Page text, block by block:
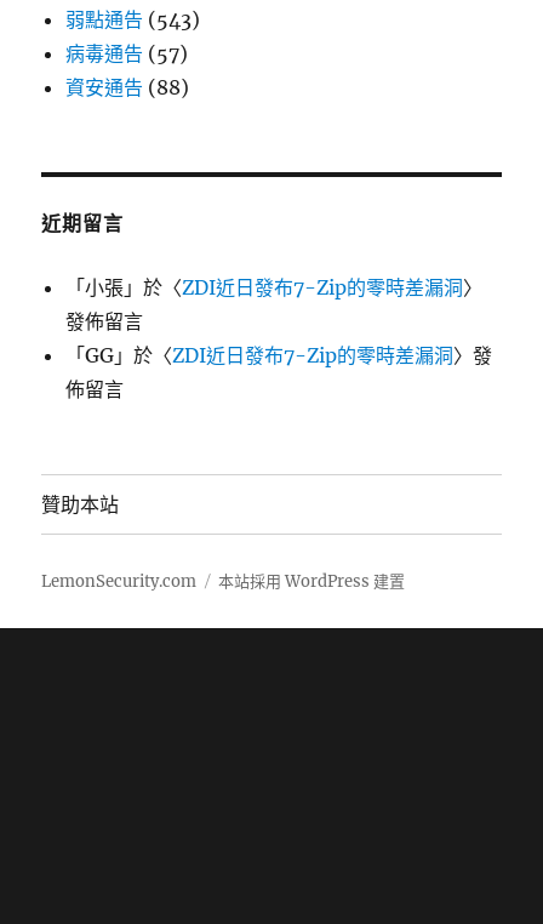
弱點通告 (543)
病毒通告 (57)
資安通告 (88)
近期留言
「小張 」於〈ZDI近日發布7-Zip的零時差漏洞〉
發佈留言
「GG 」於〈ZDI近日發布7-Zip的零時差漏洞〉發
佈留言
贊助本站
LemonSecurity.com 本站採用 WordPress 建置